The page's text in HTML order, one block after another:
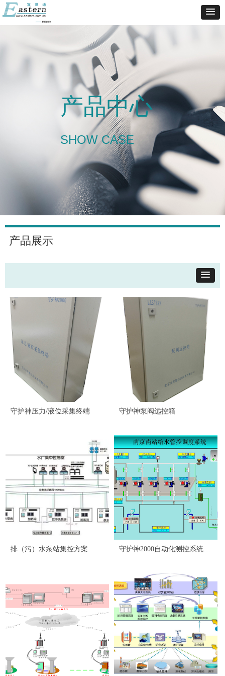
产品中心
SHOW CASE
产品展示
守护神压力/液位采集终端 守护神泵阀远控箱
排（污）水泵站集控方案
守护神2000自动化测控系统软